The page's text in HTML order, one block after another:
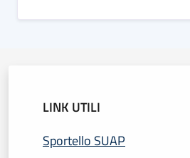
LINK UTILI
Sportello SUAP